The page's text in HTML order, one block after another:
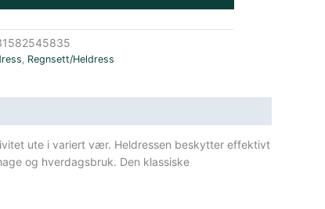
, Regnsett/Heldress
ute i variert vær. Heldressen beskytter effektivt
og hverdagsbruk. Den klassiske